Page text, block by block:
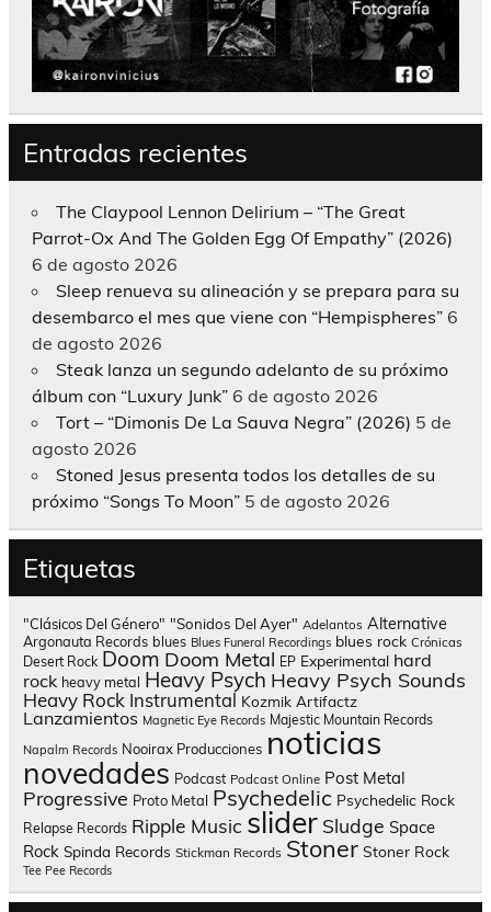
Entradas recientes
The Claypool Lennon Delirium – “The Great
Parrot-Ox And The Golden Egg Of Empathy” (2026)
6 de agosto 2026
Sleep renueva su alineación y se prepara para su
desembarco el mes que viene con “Hempispheres” 6
de agosto 2026
Steak lanza un segundo adelanto de su próximo
álbum con “Luxury Junk” 6 de agosto 2026
Tort – “Dimonis De La Sauva Negra” (2026) 5 de
agosto 2026
Stoned Jesus presenta todos los detalles de su
próximo “Songs To Moon” 5 de agosto 2026
Etiquetas
"Clásicos Del Género" "Sonidos Del Ayer" Adelantos Alternative
Argonauta Records blues Blues Funeral Recordings blues rock Crónicas
Desert Rock Doom Doom Metal EP Experimental hard
rock heavy metal Heavy Psych Heavy Psych Sounds
Heavy Rock Instrumental Kozmik Artifactz
Lanzamientos Magnetic Eye Records Majestic Mountain Records
Napalm Records Nooirax Producciones noticias
novedades Podcast Podcast Online Post Metal
Progressive Proto Metal Psychedelic Psychedelic Rock
Relapse Records Ripple Music slider Sludge Space
Rock Spinda Records Stickman Records Stoner Stoner Rock
Tee Pee Records